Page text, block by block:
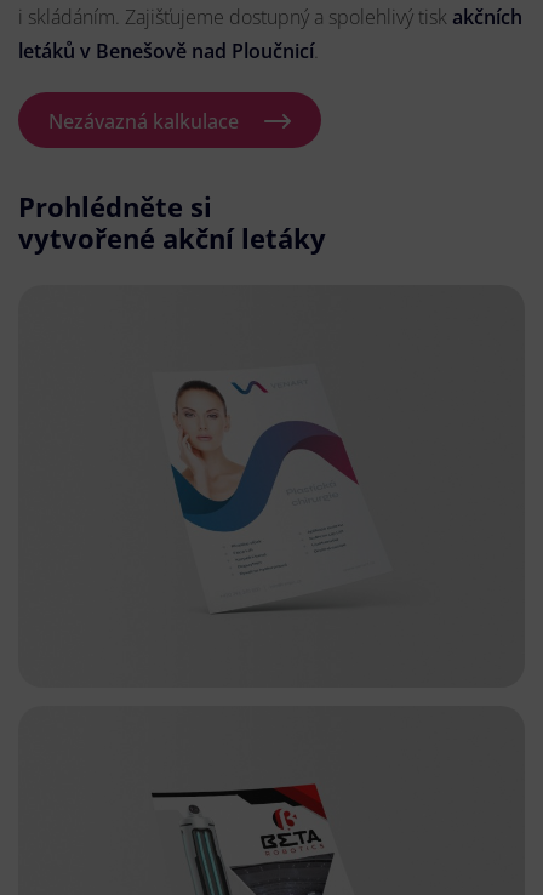
i skládáním. Zajišťujeme dostupný a spolehlivý tisk akčních
letáků v Benešově nad Ploučnicí.
Nezávazná kalkulace
Prohlédněte si
vytvořené akční letáky